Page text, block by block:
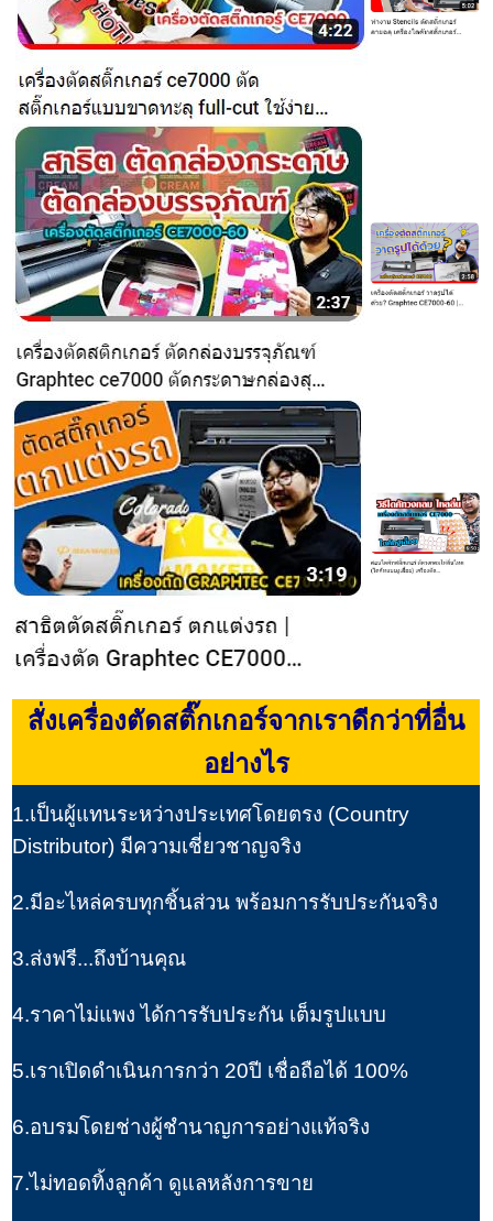
สั่งเครื่องตัดสติ๊กเกอร์จากเราดีกว่าที่อื่น
อย่างไร
1.เป็นผู้แทนระหว่างประเทศโดยตรง (Country
Distributor) มีความเชี่ยวชาญจริง
2.มีอะไหล่ครบทุกชิ้นส่วน พร้อมการรับประกันจริง
3.ส่งฟรี...ถึงบ้านคุณ
4.ราคาไม่แพง ได้การรับประกัน เต็มรูปแบบ
5.เราเปิดดำเนินการกว่า 20ปี เชื่อถือได้ 100%
6.อบรมโดยช่างผู้ชำนาญการอย่างแท้จริง
7.ไม่ทอดทิ้งลูกค้า ดูแลหลังการขาย